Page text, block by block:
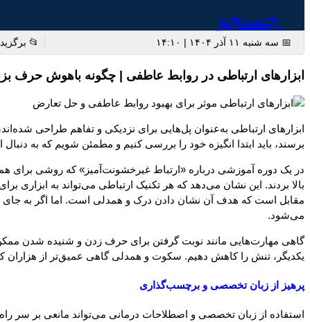
جستجو
📅 سه شنبه ۱۱ آذر ۱۴۰۴ | ۱۴:۱۰ 📂
ابزارهای ارتباطی در روابط عاطفی | چگونه باهوش حرف
ابزارهای ارتباطی به‌عنوان پل‌هایی برای نزدیکی و تفاهم طراحی
برسند، باید ابتدا انگیزه خود را بررسی کنیم و مطمئن شویم که به دنبال
در یک دوره آموزشی درباره «ارتباط غیرخشونت‌آمیز» که روشی
بالا بردند. این نشان می‌دهد که هر تکنیک ارتباطی می‌تواند به
مقابل است که هدف آن نشان دادن درک و همدلی است. اما اگر به جای
می‌شود.
گاهی مهارت‌هایی مانند نوبت گرفتن برای حرف زدن و شنیده شدن ممکن
یکدیگر، تنش را کاهش دهیم. سکوت و همدلی گاهی عمیق‌تر از هزاران
پرهیز از زبان تخصصی و برچسب‌گذاری
استفاده از زبان تخصصی و اصطلاحات درمانی می‌تواند مانعی بر سر